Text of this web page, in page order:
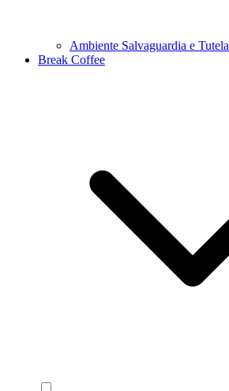
Ambiente Salvaguardia e Tutela
Break Coffee